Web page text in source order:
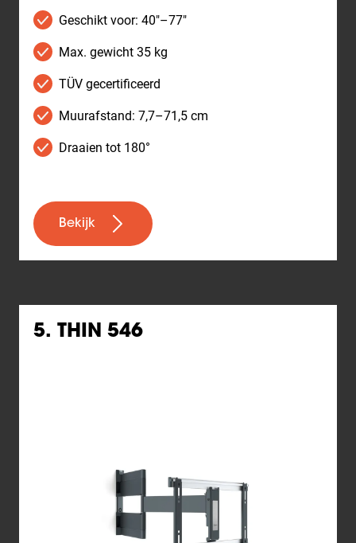
Geschikt voor: 40"–77"
Max. gewicht 35 kg
TÜV gecertificeerd
Muurafstand: 7,7–71,5 cm
Draaien tot 180°
Bekijk
5. THIN 546